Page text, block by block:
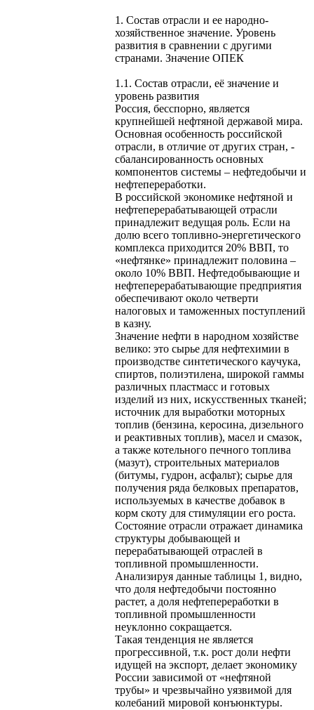
1. Состав отрасли и ее народно-
хозяйственное значение. Уровень
развития в сравнении с другими
странами. Значение ОПЕК
1.1. Состав отрасли, её значение и
уровень развития
Россия, бесспорно, является
крупнейшей нефтяной державой мира.
Основная особенность российской
отрасли, в отличие от других стран, -
сбалансированность основных
компонентов системы – нефтедобычи и
нефтепереработки.
В российской экономике нефтяной и
нефтеперерабатывающей отрасли
принадлежит ведущая роль. Если на
долю всего топливно-энергетического
комплекса приходится 20% ВВП, то
«нефтянке» принадлежит половина –
около 10% ВВП. Нефтедобывающие и
нефтеперерабатывающие предприятия
обеспечивают около четверти
налоговых и таможенных поступлений
в казну.
Значение нефти в народном хозяйстве
велико: это сырье для нефтехимии в
производстве синтетического каучука,
спиртов, полиэтилена, широкой гаммы
различных пластмасс и готовых
изделий из них, искусственных тканей;
источник для выработки моторных
топлив (бензина, керосина, дизельного
и реактивных топлив), масел и смазок,
а также котельного печного топлива
(мазут), строительных материалов
(битумы, гудрон, асфальт); сырье для
получения ряда белковых препаратов,
используемых в качестве добавок в
корм скоту для стимуляции его роста.
Состояние отрасли отражает динамика
структуры добывающей и
перерабатывающей отраслей в
топливной промышленности.
Анализируя данные таблицы 1, видно,
что доля нефтедобычи постоянно
растет, а доля нефтепереработки в
топливной промышленности
неуклонно сокращается.
Такая тенденция не является
прогрессивной, т.к. рост доли нефти
идущей на экспорт, делает экономику
России зависимой от «нефтяной
трубы» и чрезвычайно уязвимой для
колебаний мировой конъюнктуры.